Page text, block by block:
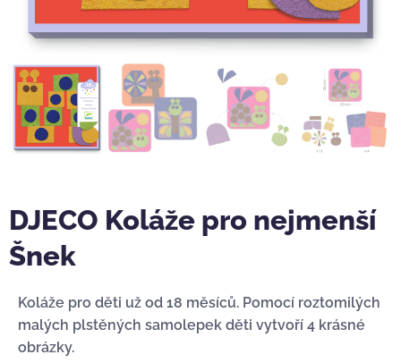
DJECO Koláže pro nejmenší
Šnek
Koláže pro děti už od 18 měsíců. Pomocí roztomilých
malých plstěných samolepek děti vytvoří 4 krásné
obrázky.